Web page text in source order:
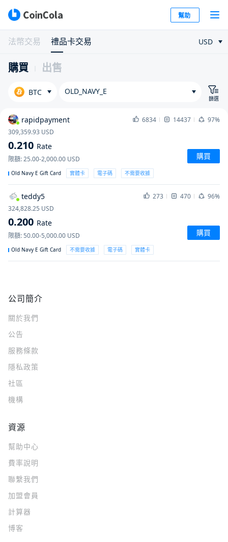
幫助
法幣交易 禮品卡交易 USD
購買 出售
BTC OLD_NAVY_E
篩選
rapidpayment 6834 14437
97%
309,359.93 USD
0.210 Rate
限額:25.00-2,000.00 USD 購買
Old Navy E Gift Card 實體卡 電子碼 不需要收據
teddy5 273 470
96%
324,828.25 USD
0.200 Rate
限額:50.00-5,000.00 USD 購買
Old Navy E Gift Card 不需要收據 電子碼 實體卡
公司簡介
關於我們
公告
服務條款
隱私政策
社區
機構
資源
幫助中心
費率說明
聯繫我們
加盟會員
計算器
博客